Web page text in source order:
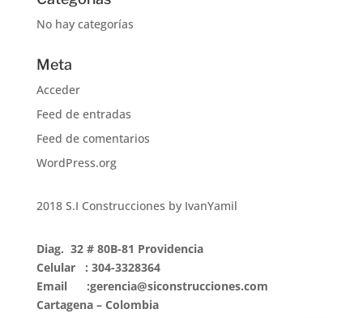
No hay categorías
Meta
Acceder
Feed de entradas
Feed de comentarios
WordPress.org
2018 S.I Construcciones by IvanYamil
Diag. 32 # 80B-81 Providencia
Celular : 304-3328364
Email :gerencia@siconstrucciones.com
Cartagena – Colombia